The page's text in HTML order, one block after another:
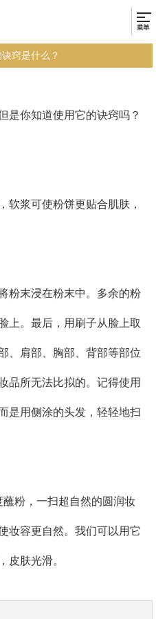
窍是什么？
是你知道使用它的诀窍吗？
软浆可使粉饼更贴合肌肤，
粉末浸在粉末中。多余的粉
上。最后，用刷子从脸上取
、肩部、胸部、背部等部位
品所无法比拟的。记得使用
是用侧涂的头发，轻轻地扫
蘸粉，一扫超自然的圆润妆
妆容更自然。我们可以用它
皮肤光滑。